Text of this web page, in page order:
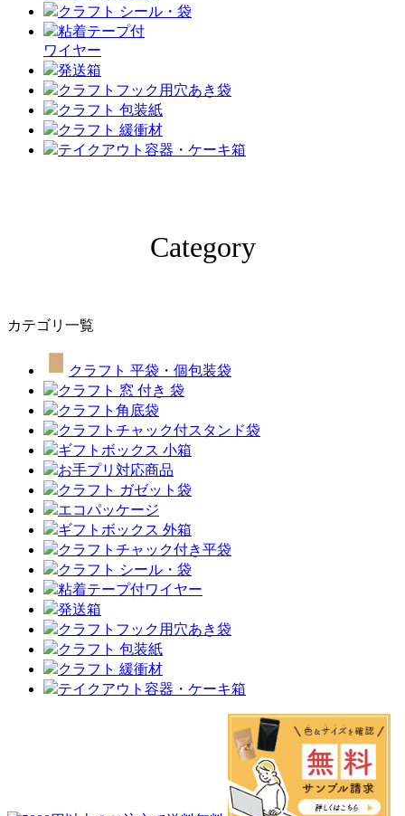
クラフト シール・袋
粘着テープ付
ワイヤー
発送箱
クラフトフック用穴あき袋
クラフト 包装紙
クラフト 緩衝材
テイクアウト容器・ケーキ箱
Category
カテゴリ一覧
クラフト 平袋・個包装袋
クラフト 窓 付き 袋
クラフト角底袋
クラフトチャック付スタンド袋
ギフトボックス 小箱
お手プリ対応商品
クラフト ガゼット袋
エコパッケージ
ギフトボックス 外箱
クラフトチャック付き平袋
クラフト シール・袋
粘着テープ付ワイヤー
発送箱
クラフトフック用穴あき袋
クラフト 包装紙
クラフト 緩衝材
テイクアウト容器・ケーキ箱